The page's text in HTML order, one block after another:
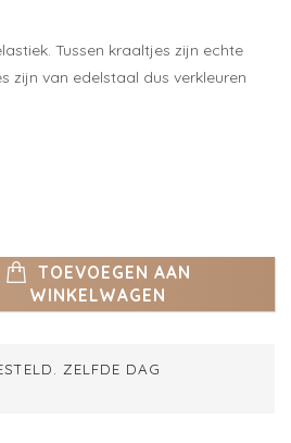
Tussen kraaltjes zijn echte
zijn van edelstaal dus verkleuren
TOEVOEGEN AAN
WINKELWAGEN
ZELFDE DAG